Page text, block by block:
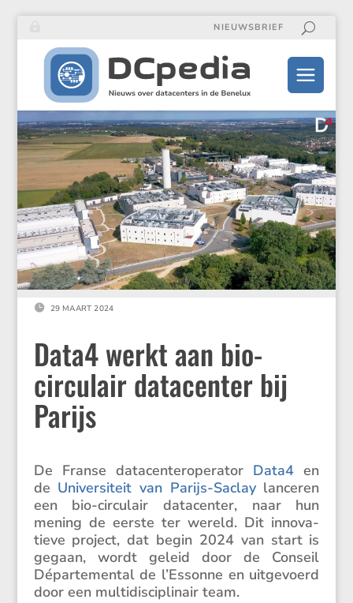
NIEUWSBRIEF
 29 MAART 2024
Data4 werkt aan bio-
circulair datacenter bij
Parijs
De Franse datacen­ter­o­pe­rator Data4 en
de Univer­si­teit van Parijs-Saclaylanceren
een bio-circu­lair datacenter, naar hun
mening de eerste ter wereld. Dit innova­
tieve project, dat begin 2024 van start is
gegaan, wordt geleid door de Conseil
Dépar­te­mental de l’Essonne en uitge­voerd
door een multi­dis­ci­pli­nair team.